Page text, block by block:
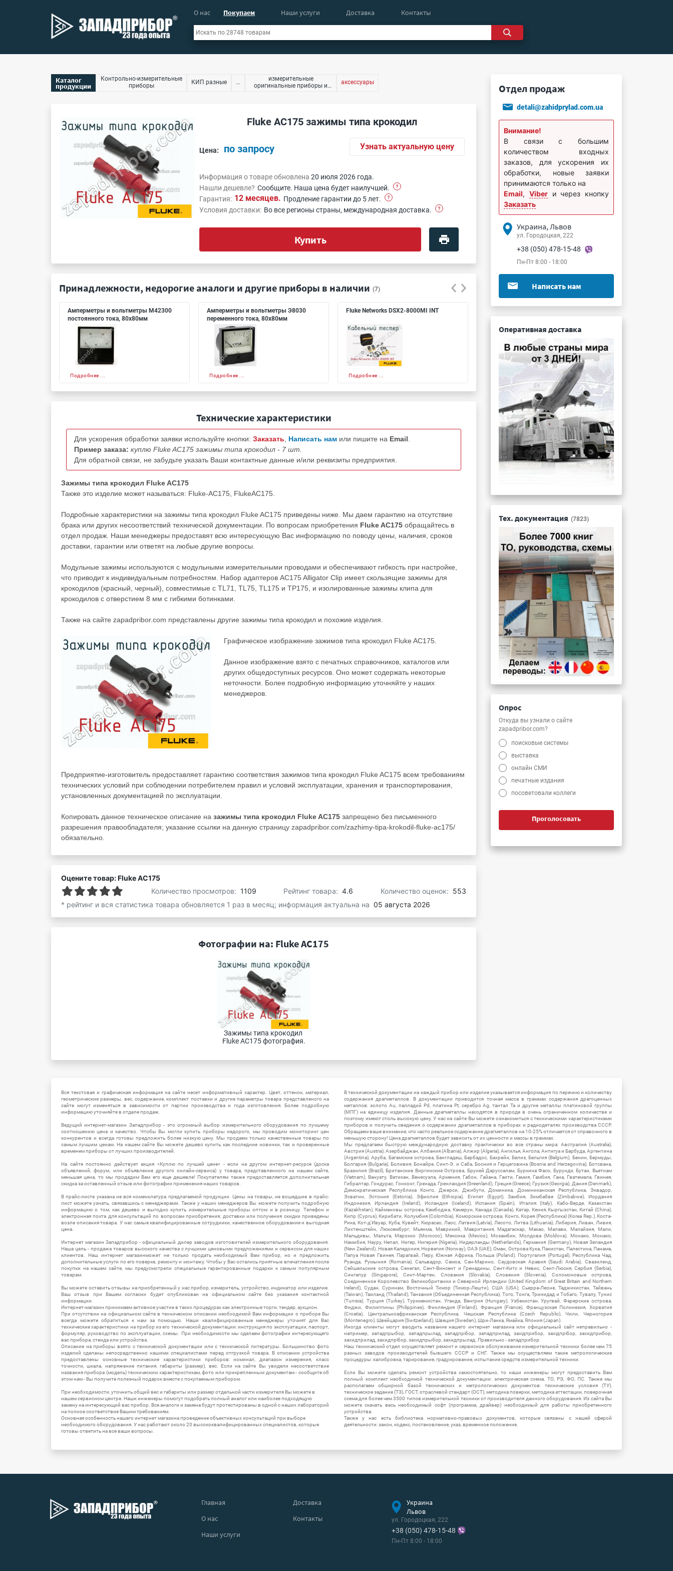
О нас Покупаем Наши услуги Доставка Контакты
Каталог
продукции
Контрольно-измерительные
приборы
КИП разные ...
измерительные
оригинальные приборы и
аксессуары
Fluke AC175 зажимы типа крокодил
Цена: по запросу Узнать актуальную цену
Информация о товаре обновлена20 июля 2026 года.
Нашли дешевле? Сообщите. Наша цена будет наилучшей.
Гарантия: 12 месяцев. Продление гарантии до 5 лет.
Условия доставки: Во все регионы страны, международная доставка.
Купить
Принадлежности, недорогие аналоги и другие приборы в наличии (7)
Амперметры и вольтметры М42300
постоянного тока, 80х80мм
Подробнее ...
Амперметры и вольтметры Э8030
переменного тока, 80х80мм
Подробнее ...
Fluke Networks DSX2-8000MI INT
Подробнее ...
Технические характеристики
Для ускорения обработки заявки используйте кнопки: Заказать Написать нам или пишите на Email
Пример заказа: куплю Fluke AC175 зажимы типа крокодил - 7 шт.
Для обратной связи, не забудьте указать Ваши контактные данные и/или реквизиты предприятия.
Зажимы типа крокодил Fluke AC175
Также это изделие может называться: Fluke-AC175, FlukeAC175.
Подробные характеристики на зажимы типа крокодил Fluke AC175 приведены ниже. Мы даем гарантию на отсутствие
брака или других несоответствий технической документации. По вопросам приобретения Fluke AC175 обращайтесь в
отдел продаж. Наши менеджеры предоставят всю интересующую Вас информацию по поводу цены, наличия, сроков
доставки, гарантии или ответят на любые другие вопросы.
Модульные зажимы используются с модульными измерительными проводами и обеспечивают гибкость при настройке,
что приводит к индивидуальным потребностям. Набор адаптеров AC175 Alligator Clip имеет скользящие зажимы для
крокодилов (красный, черный), совместимые с TL71, TL75, TL175 и TP175, и изолированные зажимы клипа для
крокодилов с отверстием 8 мм с гибкими ботинками.
Также на сайте zapadpribor.com представлены другие зажимы типа крокодил и похожие изделия.
Графическое изображение зажимов типа крокодил Fluke AC175.
Данное изображение взято с печатных справочников, каталогов или
других общедоступных ресурсов. Оно может содержать некоторые
неточности. Более подробную информацию уточняйте у наших
менеджеров.
Предприятие-изготовитель предоставляет гарантию соответствия зажимов типа крокодил Fluke AC175 всем требованиям
технических условий при соблюдении потребителем правил и условий эксплуатации, хранения и транспортирования,
установленных документацией по эксплуатации.
Копировать данное техническое описание на зажимы типа крокодил Fluke AC175 запрещено без письменного
разрешения правообладателя; указание ссылки на данную страницу zapadpribor.com/zazhimy-tipa-krokodil-fluke-ac175/
обязательно.
Оцените товар: Fluke AC175
Количество просмотров: 1109 Рейтинг товара: 4.6 Количество оценок: 553
* рейтинг и вся статистика товара обновляется 1 раз в месяц; информация актуальна на 05 августа 2026
Фотографии на: Fluke AC175
Зажимы типа крокодил
Fluke AC175 фотография.
Отдел продаж
detali@zahidprylad.com.ua
Внимание!
В связи с большим
количеством входных
заказов, для ускорения их
обработки, новые заявки
принимаются только на
Email, Viberи через кнопку
Заказать
Украина, Львов
ул. Городоцкая, 222
+38 (050) 478-15-48
Пн-Пт 8:00 - 18:00
Написать нам
Оперативная доставка
Тех. документация (7823)
Опрос
Откуда вы узнали о сайте
zapadpribor.com?
поисковые системы
выставка
онлайн СМИ
печатные издания
посоветовали коллеги
Проголосовать
Вся текстовая и графическая информация на сайте несет информативный характер. Цвет, оттенок, материал,
геометрические размеры, вес, содержание, комплект поставки и другие параметры товара представленого на
сайте могут изменяться в зависимости от партии производства и года изготовления. Более подробную
информацию уточняйте в отделе продаж.
Ведущий интернет-магазин Западприбор - это огромный выбор измерительного оборудования по лучшему
соотношению цена и качество. Чтобы Вы могли купить приборы недорого, мы проводим мониторинг цен
конкурентов и всегда готовы предложить более низкую цену. Мы продаем только качественные товары по
самым лучшим ценам. На нашем сайте Вы можете дешево купить как последние новинки, так и проверенные
временем приборы от лучших производителей.
На сайте постоянно действует акция «Куплю по лучшей цене» - если на другом интернет-ресурсе (доска
объявлений, форум, или объявление другого онлайн-сервиса) у товара, представленного на нашем сайте,
меньшая цена, то мы продадим Вам его еще дешевле! Покупателям также предоставляется дополнительная
скидка за оставленный отзыв или фотографии применения наших товаров.
В прайс-листе указана не вся номенклатура предлагаемой продукции. Цены на товары, не вошедшие в прайс-
лист можете узнать, связавшись с менеджерами. Также у наших менеджеров Вы можете получить подробную
информацию о том, как дешево и выгодно купить измерительные приборы оптом и в розницу. Телефон и
электронная почта для консультаций по вопросам приобретения, доставки или получения скидки приведены
возле описания товара. У нас самые квалифицированные сотрудники, качественное оборудование и выгодная
цена.
Интернет магазин Западприбор - официальный дилер заводов изготовителей измерительного оборудования.
Наша цель - продажа товаров высокого качества с лучшими ценовыми предложениями и сервисом для наших
клиентов. Наш интернет магазинможет не только продать необходимый Вам прибор, но и предложить
дополнительные услуги по его поверке, ремонту и монтажу. Чтобы у Вас остались приятные впечатления после
покупки на нашем сайте, мы предусмотрели специальные гарантированные подарки к самым популярным
товарам.
Вы можете оставить отзывы на приобретенный у нас прибор, измеритель, устройство, индикатор или изделие.
Ваш отзыв при Вашем согласии будет опубликован на официальном сайте без указания контактной
информации.
Интернет-магазин принимаем активное участие в таких процедурах как электронные торги, тендер, аукцион.
При отсутствии на официальном сайте в техническом описании необходимой Вам информации о приборе Вы
всегда можете обратиться к нам за помощью. Наши квалифицированные менеджеры уточнят для Вас
технические характеристики на прибор из его технической документации: инструкция по эксплуатации, паспорт,
формуляр, руководство по эксплуатации, схемы. При необходимости мы сделаем фотографии интересующего
вас прибора, стенда или устройства.
Описание на приборы взято с технической документации или с технической литературы. Большинство фото
изделий сделаны непосредственно нашими специалистами перед отгрузкой товара. В описании устройства
предоставлены основные технические характеристики приборов: номинал, диапазон измерения, класс
точности, шкала, напряжение питания, габариты (размер), вес. Если на сайте Вы увидели несоответствие
названия прибора (модель) техническим характеристикам, фото или прикрепленным документам - сообщите об
этом нам - Вы получите полезный подарок вместе с покупаемым прибором.
При необходимости, уточнить общий вес и габариты или размер отдельной части измерителя Вы можете в
нашем сервисном центре. Наши инженеры помогут подобрать полный аналог или наиболее подходящую
замену на интересующий вас прибор. Все аналоги и замена будут протестированы в одной с наших лабораторий
на полное соответствие Вашим требованиям.
Основная особенность нашего интернет магазина проведение объективных консультаций при выборе
необходимого оборудования. У нас работают около 20 высококвалифицированных специалистов, которые
готовы ответить на все ваши вопросы.
В технической документации на каждый прибор или изделие указывается информация по перечню и количеству
содержания драгметаллов. В документации приводится точная масса в граммах содержания драгоценных
металлов: золото Au, палладий Pd, платина Pt, серебро Ag, тантал Ta и другие металлы платиновой группы
(МПГ) на единицу изделия. Данные драгметаллы находятся в природе в очень ограниченном количестве и
поэтому имеют столь высокую цену. У нас на сайте Вы можете ознакомиться с техническими характеристиками
приборов и получить сведения о содержании драгметаллов в приборах и радиодеталях производства СССР.
Обращаем ваше внимание, что часто реальное содержание драгметаллов на 10-25% отличается от справочного в
меньшую сторону! Цена драгметаллов будет зависить от их ценности и массы в граммах.
Мы предлагаем быструю международную доставку практически во все страны мира: Австралия (Australia),
Австрия (Austria), Азербайджан, Албания (Albania), Алжир (Algeria), Ангилья, Ангола, Антигуа и Барбуда, Аргентина
(Argentina), Аруба, Багамские острова, Бангладеш, Барбадос, Бахрейн, Белиз, Бельгия (Belgium), Бенин, Бермуды,
Болгария (Bulgaria), Боливия, Бонайре, Синт-Э. и Саба, Босния и Герцеговина (Bosnia and Herzegovina), Ботсвана,
Бразилия (Brazil), Британские Виргинские Острова, Бруней Даруссалам, Буркина Фасо, Бурунди, Бутан, Вьетнам
(Vietnam), Вануату, Ватикан, Венесуэла, Армения, Габон, Гайана, Гаити, Гамия, Гамбия, Гана, Гватемала, Гвинея,
Гибралтар, Гондурас, Гонконг, Гренада, Гренландия (Greenland), Греция (Greece), Грузия (Georgia), Дания (Denmark),
Демократическая Республика Конго, Джерси, Джибути, Доминика, Доминиканская Республика, Эквадор,
Эсватин, Эстония (Estonia), Эфиопия (Ethiopia), Египет (Egypt), Замбия, Зимбабве (Zimbabwe), Иордания
Индонезия, Ирландия (Ireland), Исландия (Iceland), Испания (Spain), Италия (Italy), Кабо-Верде, Казахстан
(Kazakhstan), Каймановы острова, Камбоджа, Камерун, Канада (Canada), Катар, Кения, Кыргызстан, Китай (China),
Кипр (Cyprus), Кирибати, Колумбия (Colombia), Коморские острова, Конго, Корея (Республика) (Korea Rep.), Коста-
Рика, Кот-д'Ивуар, Куба, Кувейт, Кюрасао, Лаос, Латвия (Latvia), Лесото, Литва (Lithuania), Либерия, Ливан, Ливия,
Лихтенштейн, Люксембург, Мьянма, Маврикий, Мавритания, Мадагаскар, Макао, Малави, Малайзия, Мали,
Мальдивы, Мальта, Марокко (Morocco), Мексика (Mexico), Мозамбик, Молдова (Moldova), Монако, Монако,
Намибия, Науру, Непал, Нигер, Нигерия (Nigeria), Нидерланды (Netherlands), Германия (Germany), Новая Зеландия
(New Zealand), Новая Каледония, Норвегия (Norway), ОАЭ (UAE), Оман, Острова Кука, Пакистан, Палестина, Панама,
Папуа Новая Гвинея, Парагвай, Перу, Южная Африка, Польша (Poland), Португалия (Portugal), Республика Чад,
Руанда, Румыния (Romania), Сальвадор, Самоа, Сан-Марино, Саудовская Аравия (Saudi Arabia), Свазиленд,
Сейшельские острова, Сенегал, Сент-Винсент и Гренадины, Сент-Китс и Невис, Сент-Люсия, Сербия (Serbia),
Сингапур (Singapore), Синт-Мартен, Словакия (Slovakia), Словения (Slovenia), Соломоновые острова,
Соединенное Королевство Великобритании и Северной Ирландии (United Kingdom of Great Britain and Northern
Ireland), Судан, Суринам, Восточный Тимор (Тимор-Лешти), США (USA), Сьерра-Леоне, Таджикистан, Тайвань
(Taiwan), Таиланд (Thailand), Танзания (Объединенная Республика), Того, Тонга, Тринидад и Тобаго, Тувалу, Тунис
(Tunisia), Турция (Turkey), Туркменистан, Уганда, Венгрия (Hungary), Узбекистан, Уругвай, Фарерские острова,
Фиджи, Филиппины (Philippines), Финляндия (Finland), Франция (France), Французская Полинезия, Хорватия
(Croatia), Центральноафриканская Республика, Чешская Республика (Czech Republic), Чили, Черногория
(Montenegro), Швейцария (Switzerland), Швеция (Sweden), Шри-Ланка, Ямайка, Япония (Japan).
Иногда клиенты могут вводить название нашего интернет магазина или официальный сайт неправильно -
например, западпрыбор, западпрылад, западпрібор, западприлад, західприбор, західпрібор, захидприбор,
захидприлад, захидпрібор, захидпрыбор, захидпрылад. Правильно - западприбор.
Наш технический отдел осуществляет ремонт и сервисное обслуживание измерительной техники более чем 75
разных заводов производителей бывшего СССР и СНГ. Также мы осуществляем такие метрологические
процедуры: калибровка, тарирование, градуирование, испытание средств измерительной техники.
Если Вы можете сделать ремонт устройства самостоятельно, то наши инженеры могут предоставить Вам
полный комплект необходимой технической документации: электрическая схема, ТО, РЭ, ФО, ПС. Также мы
располагаем обширной базой технических и метрологических документов: технические условия (ТУ),
техническое задание (ТЗ), ГОСТ, отраслевой стандарт (ОСТ), методика поверки, методика аттестации, поверочная
схема для более чем 3500 типов измерительной техники от производителя данного оборудования. Из сайта Вы
можете скачать весь необходимый софт (программа, драйвер) необходимый для работы приобретенного
устройства.
Также у нас есть библиотека нормативно-правовых документов, которые связаны с нашей сферой
деятельности: закон, кодекс, постановление, указ, временное положение.
Главная
Доставка
О нас
Контакты
Наши услуги
Украина
Львов
ул. Городоцкая, 222
+38 (050) 478-15-48
Пн-Пт 8:00 - 18:00